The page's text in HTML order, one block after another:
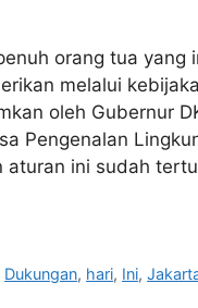
orang tua yang
melalui
oleh Gubernur
Pengenalan
aturan ini sudah
Dukungan, hari, Ini,